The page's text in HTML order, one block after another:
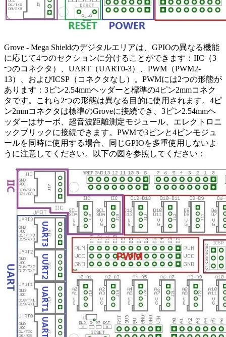
Grove - Mega Shieldのデジタルエリアは、GPIOの異なる機能
に応じて4つのセクションに分けることができます：IIC（3
つのコネクタ）、UART（UART0-3）、PWM（PWM2-
13）、およびICSP（コネクタなし）。PWMには2つの形態が
あります：3ピン2.54mmヘッダーと標準の4ピン2mmコネク
タです。これら2つの形態は異なる目的に使用されます。4ピ
ン2mmコネクタは標準のGroveに接続でき、3ピン2.54mmヘ
ッダーはサーボ、超音波距離測定モジュール、エレクトロニ
ックブリックに接続できます。PWMで3ピンと4ピンモジュ
ールを同時に使用する場合、同じGPIOを多重使用しないよ
うに注意してください。以下の図を参照してください：